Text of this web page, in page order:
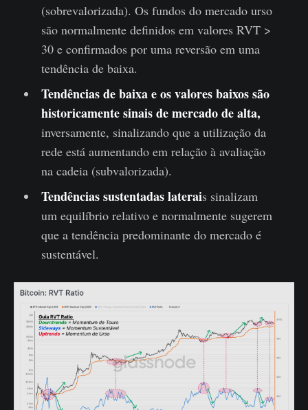
(sobrevalorizada). Os fundos do mercado urso
são normalmente definidos em valores RVT >
30 e confirmados por uma reversão em uma
tendência de baixa.
Tendências de baixa e os valores baixos são
historicamente sinais de mercado de alta,
inversamente, sinalizando que a utilização da
rede está aumentando em relação à avaliação
na cadeia (subvalorizada).
Tendências sustentadas laterais sinalizam
um equilíbrio relativo e normalmente sugerem
que a tendência predominante do mercado é
sustentável.